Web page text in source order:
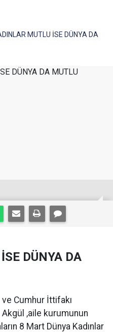
MUTLU İSE DÜNYA DA
DÜNYA DA
ve Cumhur İttifakı
Akgül ,aile kurumunun
8 Mart Dünya Kadınlar